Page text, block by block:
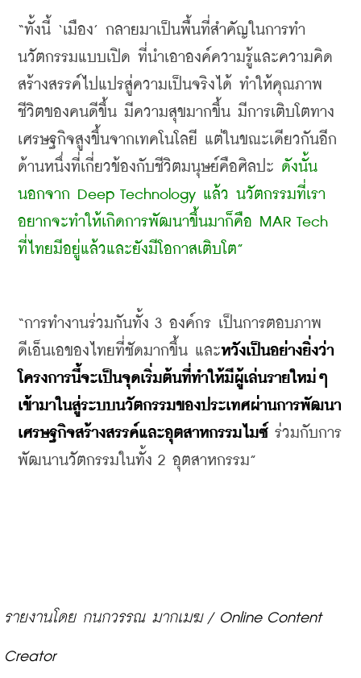
“ทั้งนี้ ‘เมือง’ กลายมาเป็นพื้นที่สำคัญในการทำ
นวัตกรรมแบบเปิด ที่นำเอาองค์ความรู้และความคิด
สร้างสรรค์ไปแปรสู่ความเป็นจริงได้ ทำให้คุณภาพ
ชีวิตของคนดีขึ้น มีความสุขมากขึ้น มีการเติบโตทาง
เศรษฐกิจสูงขึ้นจากเทคโนโลยี แต่ในขณะเดียวกันอีก
ด้านหนึ่งที่เกี่ยวข้องกับชีวิตมนุษย์คือศิลปะ ดังนั้น
นอกจาก Deep Technology แล้ว นวัตกรรมที่เรา
อยากจะทำให้เกิดการพัฒนาขึ้นมาก็คือ MAR Tech
ที่ไทยมีอยู่แล้วและยังมีโอกาสเติบโต”
“การทำงานร่วมกันทั้ง 3 องค์กร เป็นการตอบภาพ
ดีเอ็นเอของไทยที่ชัดมากขึ้น และหวังเป็นอย่างยิ่งว่า
โครงการนี้จะเป็นจุดเริ่มต้นที่ทำให้มีผู้เล่นรายใหม่ๆ
เข้ามาในสู่ระบบนวัตกรรมของประเทศผ่านการพัฒนา
เศรษฐกิจสร้างสรรค์และอุตสาหกรรมไมซ์ ร่วมกับการ
พัฒนานวัตกรรมในทั้ง 2 อุตสาหกรรม”
รายงานโดย กนกวรรณ มากเมฆ / Online Content
Creator